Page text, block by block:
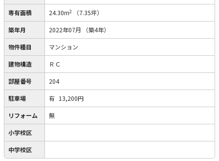
専有面積 24.30m2 （7.35坪）
築年月 2022年07月 （築4年）
物件種目 マンション
建物構造 ＲＣ
部屋番号 204
駐車場 有 13,200円
リフォーム 無
小学校区
中学校区